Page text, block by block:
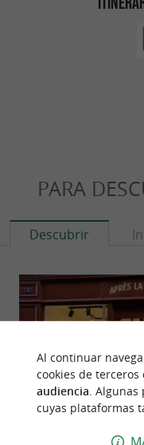
PARA
Descubrir
Al continuar
cookies de terceros
audiencia. Algunas
cuyas plataformas